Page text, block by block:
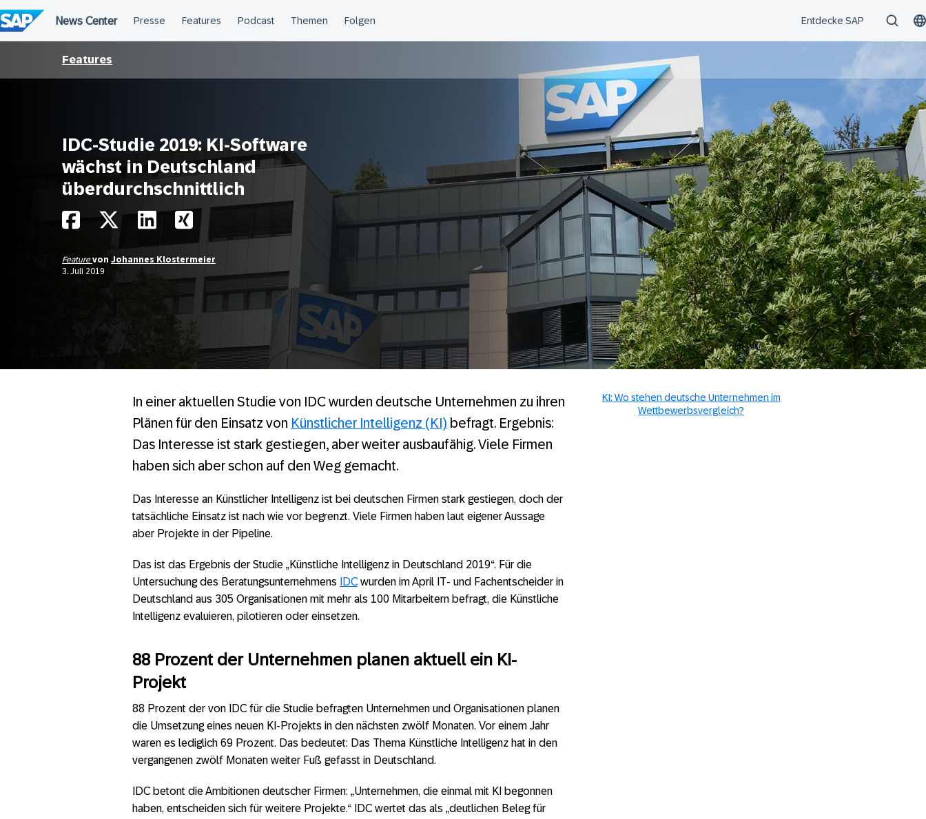
Features
IDC-Studie 2019: KI-Software
wächst in Deutschland
überdurchschnittlich
Featurevon Johannes Klostermeier
3. Juli 2019
In einer aktuellen Studie von IDC wurden deutsche Unternehmen zu ihren
Plänen für den Einsatz von Künstlicher Intelligenz (KI) befragt. Ergebnis:
Das Interesse ist stark gestiegen, aber weiter ausbaufähig. Viele Firmen
haben sich aber schon auf den Weg gemacht.
Das Interesse an Künstlicher Intelligenz ist bei deutschen Firmen stark gestiegen, doch der
tatsächliche Einsatz ist nach wie vor begrenzt. Viele Firmen haben laut eigener Aussage
aber Projekte in der Pipeline.
Das ist das Ergebnis der Studie „Künstliche Intelligenz in Deutschland 2019“. Für die
Untersuchung des Beratungsunternehmens
IDC wurden im April IT- und Fachentscheider in
Deutschland aus 305 Organisationen mit mehr als 100 Mitarbeitern befragt, die Künstliche
Intelligenz evaluieren, pilotieren oder einsetzen.
88 Prozent der Unternehmen planen aktuell ein KI-
Projekt
88 Prozent der von IDC für die Studie befragten Unternehmen und Organisationen planen
die Umsetzung eines neuen KI-Projekts in den nächsten zwölf Monaten. Vor einem Jahr
waren es lediglich 69 Prozent. Das bedeutet: Das Thema Künstliche Intelligenz hat in den
vergangenen zwölf Monaten weiter Fuß gefasst in Deutschland.
IDC betont die Ambitionen deutscher Firmen: „Unternehmen, die einmal mit KI begonnen
haben, entscheiden sich für weitere Projekte.“ IDC wertet das als „deutlichen Beleg für
KI: Wo stehen deutsche Unternehmen im
Wettbewerbsvergleich?